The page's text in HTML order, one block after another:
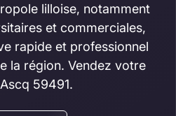
lilloise, notamment
et commerciales,
rapide et professionnel
la région. Vendez votre
59491.